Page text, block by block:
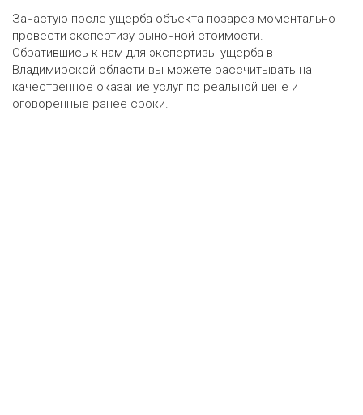
Зачастую после ущерба объекта позарез моментально
провести экспертизу рыночной стоимости.
Обратившись к нам для экспертизы ущерба в
Владимирской области вы можете рассчитывать на
качественное оказание услуг по реальной цене и
оговоренные ранее сроки.